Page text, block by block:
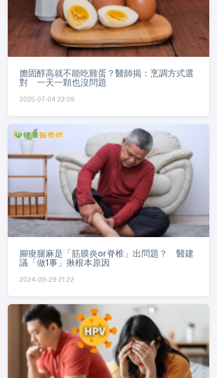
膽固醇高就不能吃雞蛋？醫師揭：烹調方式選
對 一天一顆也沒問題
2025-07-04 22:09
腳痠腿麻是「筋膜炎or脊椎」出問題？ 醫建
議「做1事」揪根本原因
2024-09-29 21:22